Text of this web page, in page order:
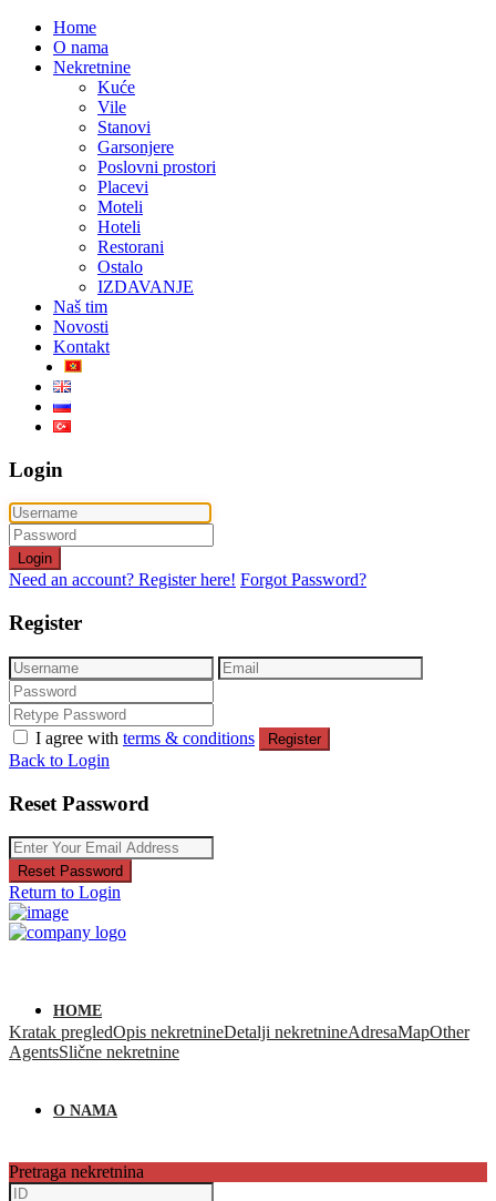
Home
O nama
Nekretnine
Kuće
Vile
Stanovi
Garsonjere
Poslovni prostori
Placevi
Moteli
Hoteli
Restorani
Ostalo
IZDAVANJE
Naš tim
Novosti
Kontakt
Login
Login
Need an account? Register here! Forgot Password?
Register
I agree with terms & conditions Register
Back to Login
Reset Password
Reset Password
Return to Login
HOME
O NAMA
Kratak pregledOpis nekretnineDetalji nekretnineAdresaMapOther
AgentsSlične nekretnine
Pretraga nekretnina